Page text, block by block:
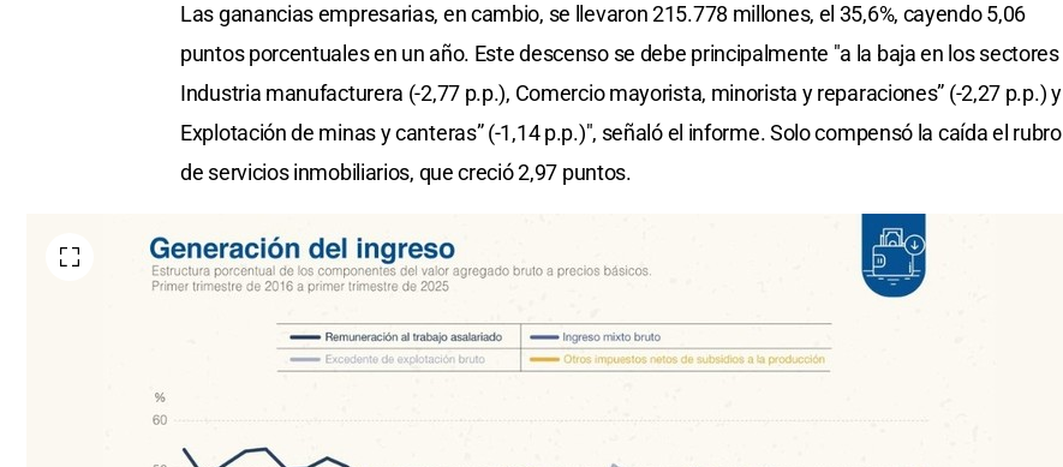
Las ganancias empresarias, en cambio, se llevaron 215.778 millones, el 35,6%, cayendo 5,06
puntos porcentuales en un año. Este descenso se debe principalmente "a la baja en los sectores
Industria manufacturera (-2,77 p.p.), Comercio mayorista, minorista y reparaciones” (-2,27 p.p.) y
Explotación de minas y canteras” (-1,14 p.p.)", señaló el informe. Solo compensó la caída el rubro
de servicios inmobiliarios, que creció 2,97 puntos.